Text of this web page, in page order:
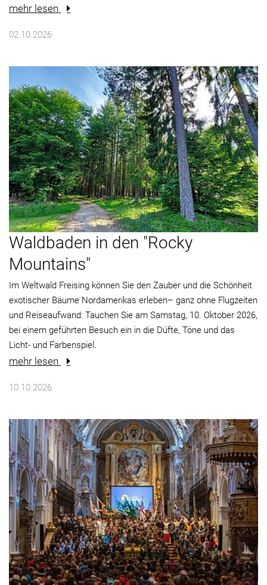
mehr lesen
02.10.2026
Waldbaden in den "Rocky
Mountains"
Im Weltwald Freising können Sie den Zauber und die Schönheit
exotischer Bäume Nordamerikas erleben– ganz ohne Flugzeiten
und Reiseaufwand: Tauchen Sie am Samstag, 10. Oktober 2026,
bei einem geführten Besuch ein in die Düfte, Töne und das
Licht- und Farbenspiel.
mehr lesen
10.10.2026